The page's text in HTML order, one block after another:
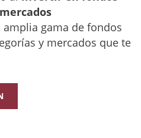
amplia gama de fondos
y mercados que te